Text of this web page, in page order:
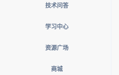
技术问答
学习中心
资源广场
商城